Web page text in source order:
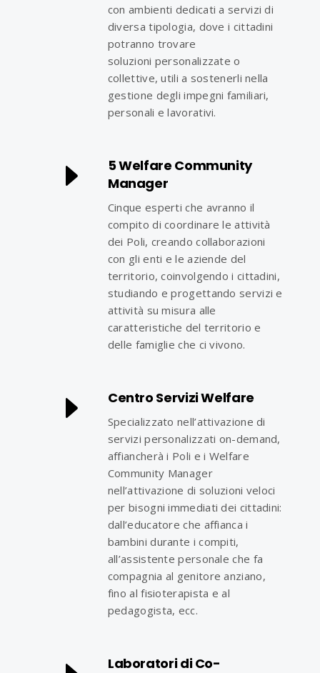
con ambienti dedicati a servizi di
diversa tipologia, dove i cittadini
potranno trovare
soluzioni personalizzate o
collettive, utili a sostenerli nella
gestione degli impegni familiari,
personali e lavorativi.
5 Welfare Community
Manager
Cinque esperti che avranno il
compito di coordinare le attività
dei Poli, creando collaborazioni
con gli enti e le aziende del
territorio, coinvolgendo i cittadini,
studiando e progettando servizi e
attività su misura alle
caratteristiche del territorio e
delle famiglie che ci vivono.
Centro Servizi Welfare
Specializzato nell’attivazione di
servizi personalizzati on-demand,
affiancherà i Poli e i Welfare
Community Manager
nell’attivazione di soluzioni veloci
per bisogni immediati dei cittadini:
dall’educatore che affianca i
bambini durante i compiti,
all’assistente personale che fa
compagnia al genitore anziano,
fino al fisioterapista e al
pedagogista, ecc.
Laboratori di Co-